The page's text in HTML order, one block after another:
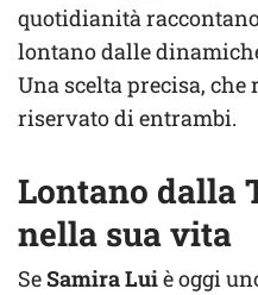
quotidianità
lontano dalle
Una scelta precisa,
riservato di entrambi.
Lontano dalla
nella sua vita
SeSamira Luiè oggi